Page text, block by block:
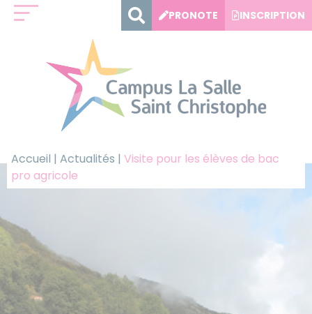
PRONOTE INSCRIPTION
Accueil | Actualités | Visite pour les élèves de bac
pro agricole
Panneau de gestion des cookies